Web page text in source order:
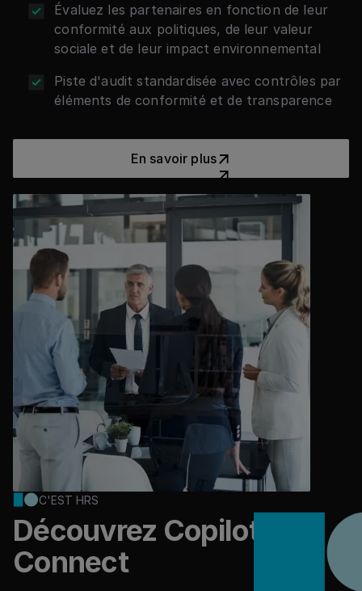
Évaluez les partenaires en fonction de leur
conformité aux politiques, de leur valeur
sociale et de leur impact environnemental
Piste d'audit standardisée avec contrôles par
éléments de conformité et de transparence
En savoir plus
C'EST HRS
Découvrez Copilot &
Connect